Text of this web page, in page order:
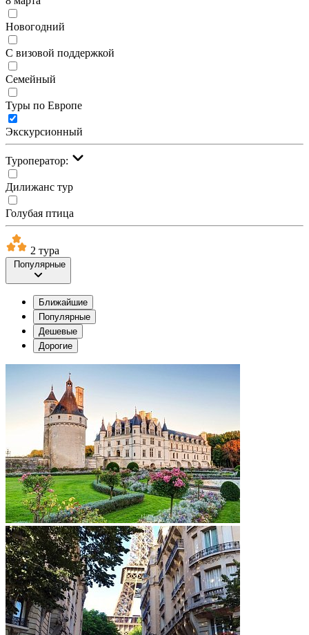
Новогодний
С визовой поддержкой
Семейный
Туры по Европе
Экскурсионный
Туроператор:
Дилижанс тур
Голубая птица
2 тура
Популярные
Ближайшие
Популярные
Дешевые
Дорогие